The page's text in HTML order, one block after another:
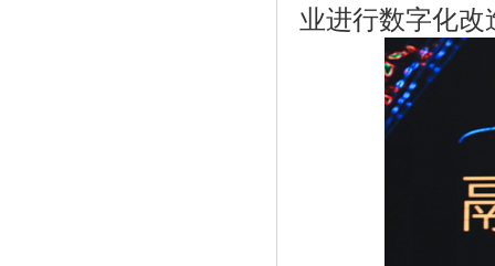
业进行数字化